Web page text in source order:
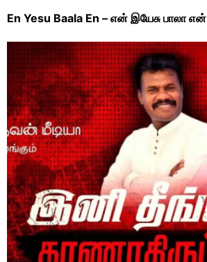
En Yesu Baala En – என் இயேசு பாலா என்